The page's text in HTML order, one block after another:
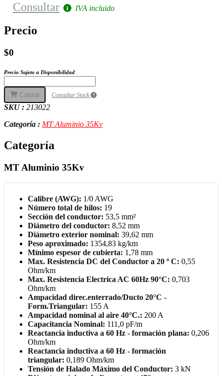
Consultar IVA incluido
Precio
$0
Precio Sujeto a Disponibilidad
Cotizar Consultar Stock
SKU : 213022
Categoría : MT Aluminio 35Kv
Categoría
MT Aluminio 35Kv
Calibre (AWG): 1/0 AWG
Número total de hilos: 19
Sección del conductor: 53,5 mm²
Diámetro del conductor: 8,52 mm
Diámetro exterior nominal: 39,62 mm
Peso aproximado: 1354,83 kg/km
Mínimo espesor de cubierta: 1,78 mm
Max. Resistencia DC del Conductor a 20 º C: 0,55
Ohm/km
Max. Resistencia Electrica AC 60Hz 90°C: 0,703
Ohm/km
Ampacidad direc.enterrado/Ducto 20°C -
Form.Triangular: 155 A
Ampacidad nominal al aire 40°C.: 200 A
Capacitancia Nominal: 111,0 pF/m
Reactancia inductiva a 60 Hz - formación plana: 0,206
Ohm/km
Reactancia inductiva a 60 Hz - formación
triangular: 0,189 Ohm/km
Tensión de Halado Máximo del Conductor: 3 kN